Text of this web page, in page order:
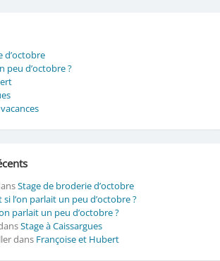
d’octobre
peu d’octobre ?
Stage de broderie d’octobre
si l’on parlait un peu d’octobre ?
parlait un peu d’octobre ?
Stage à Caissargues
dans Françoise et Hubert